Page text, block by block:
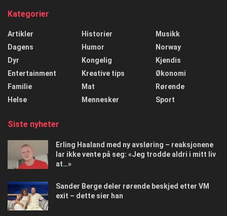
Kategorier
Artikler
Dagens
Dyr
Entertainment
Familie
Helse
Historier
Humor
Kongelig
Kreative tips
Mat
Mennesker
Musikk
Norway
Kjendis
Økonomi
Rørende
Sport
Siste nyheter
Erling Haaland med ny avsløring – reaksjonene
lar ikke vente på seg: «Jeg trodde aldri i mitt liv
at…»
Sander Berge deler rørende beskjed etter VM
exit – dette sier han